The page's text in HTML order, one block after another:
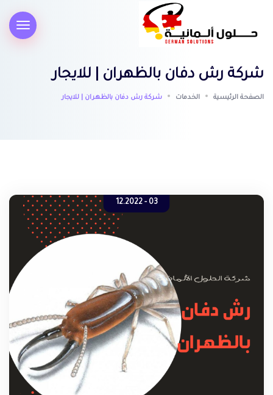
شركة رش دفان بالظهران | للايجار
الصفحة الرئيسية الخدمات شركة رش دفان بالظهران | للايجار
03 - 12.2022